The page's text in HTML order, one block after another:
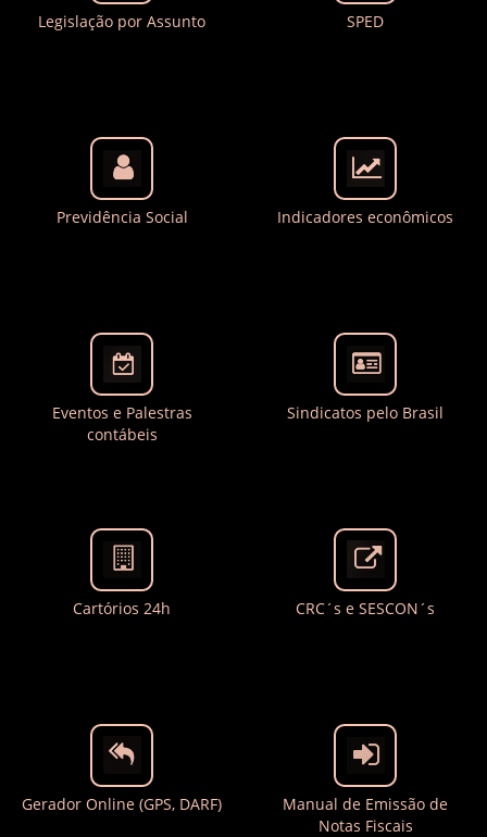
Legislação por Assunto SPED
Previdência Social Indicadores econômicos
Eventos e Palestras
contábeis
Sindicatos pelo Brasil
Cartórios 24h CRC´s e SESCON´s
Gerador Online (GPS, DARF)
Manual de Emissão de
Notas Fiscais